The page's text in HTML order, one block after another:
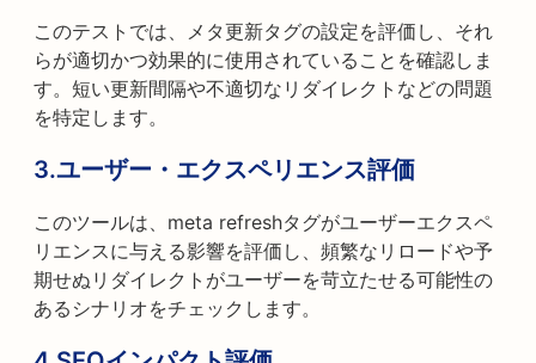
このテストでは、メタ更新タグの設定を評価し、それ
らが適切かつ効果的に使用されていることを確認しま
す。短い更新間隔や不適切なリダイレクトなどの問題
を特定します。
3.ユーザー・エクスペリエンス評価
このツールは、meta refreshタグがユーザーエクスペ
リエンスに与える影響を評価し、頻繁なリロードや予
期せぬリダイレクトがユーザーを苛立たせる可能性の
あるシナリオをチェックします。